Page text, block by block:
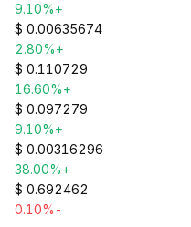
+9.10%
$ 0.00635674
+2.80%
$ 0.110729
+16.60%
$ 0.097279
+9.10%
$ 0.00316296
+38.00%
$ 0.692462
-0.10%